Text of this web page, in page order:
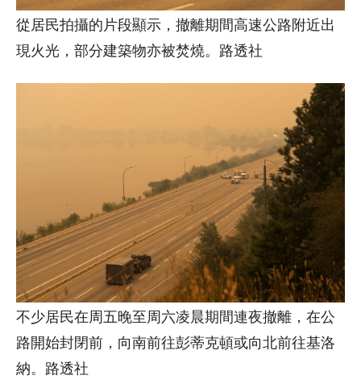
從居民拍攝的片段顯示，撤離期間高速公路附近出
現火光，部分建築物亦被焚燒。路透社
不少居民在周五晚至周六凌晨期間連夜撤離，在公
路開始封閉前，向南前往彭蒂克頓或向北前往基洛
納。路透社